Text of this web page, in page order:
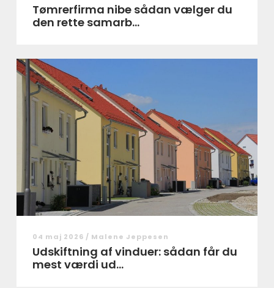
Tømrerfirma nibe sådan vælger du
den rette samarb...
04 maj 2026 / Malene Jeppesen
Udskiftning af vinduer: sådan får du
mest værdi ud...